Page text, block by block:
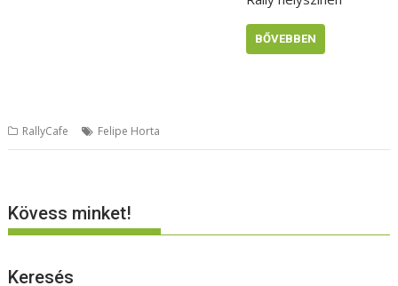
BŐVEBBEN
RallyCafe Felipe Horta
Kövess minket!
Keresés